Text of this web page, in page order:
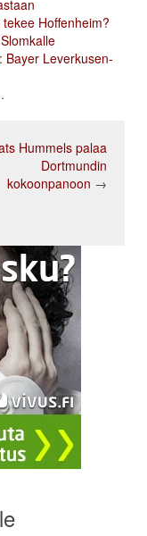
Hoffenheim?
Bayer Leverkusen-
Hummels palaa
Dortmundin
kokoonpanoon →